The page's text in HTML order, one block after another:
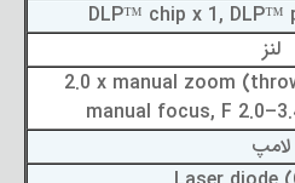
DLP™ chip x 1, DLP™
لنز
2.0 x manual zoom
manual focus, F
لامپ